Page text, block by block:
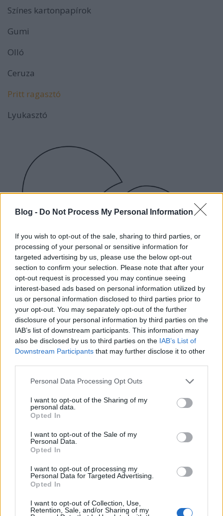
Blog - Do Not Process My Personal Information
If you wish to opt-out of the sale, sharing to third parties, or
processing of your personal or sensitive information for
targeted advertising by us, please use the below opt-out
section to confirm your selection. Please note that after your
opt-out request is processed you may continue seeing
interest-based ads based on personal information utilized by
us or personal information disclosed to third parties prior to
your opt-out. You may separately opt-out of the further
disclosure of your personal information by third parties on the
IAB’s list of downstream participants. This information may
also be disclosed by us to third parties on the IAB’s List of
Downstream Participants that may further disclose it to other
Please note that this website/app uses one or more Google
not limited to your visit or usage behaviour. You may click to
grant or deny consent to Google and its third-party tags to
use your data for below specified purposes in below Google
consent section.
Personal Data Processing Opt Outs
I want to opt-out of the Sharing of my
personal data.
Opted In
I want to opt-out of the Sale of my
Personal Data.
Opted In
I want to opt-out of processing my
Personal Data for Targeted Advertising.
Opted In
I want to opt-out of Collection, Use,
Retention, Sale, and/or Sharing of my
Színes kartonpapírok
Gumi
Olló
Ceruza
Pritt ragasztó
Lyukasztó
láthatsz egy mintasablont a majmocska fejéről. Ha
félbehajtod a papírt, akkor elég csak egy fél arcot
hajtást). A sablont pontosan vágd ki, hajtsd szét,